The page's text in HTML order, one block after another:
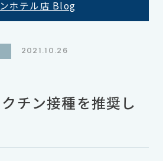
ホテル店 Blog
チン接種を推奨し
2021.10.26